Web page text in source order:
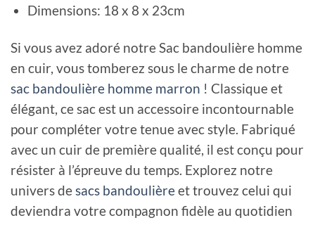
Dimensions: 18 x 8 x 23cm
Si vous avez adoré notre Sac bandoulière homme
en cuir, vous tomberez sous le charme de notre
sac bandoulière homme marron ! Classique et
élégant, ce sac est un accessoire incontournable
pour compléter votre tenue avec style. Fabriqué
avec un cuir de première qualité, il est conçu pour
résister à l’épreuve du temps. Explorez notre
univers desacs bandoulièreet trouvez celui qui
deviendra votre compagnon fidèle au quotidien